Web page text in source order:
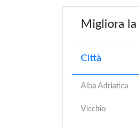
Migliora
Città
Alba Adriatica
Vicchio